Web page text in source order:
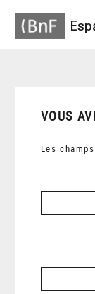
VOUS
Les